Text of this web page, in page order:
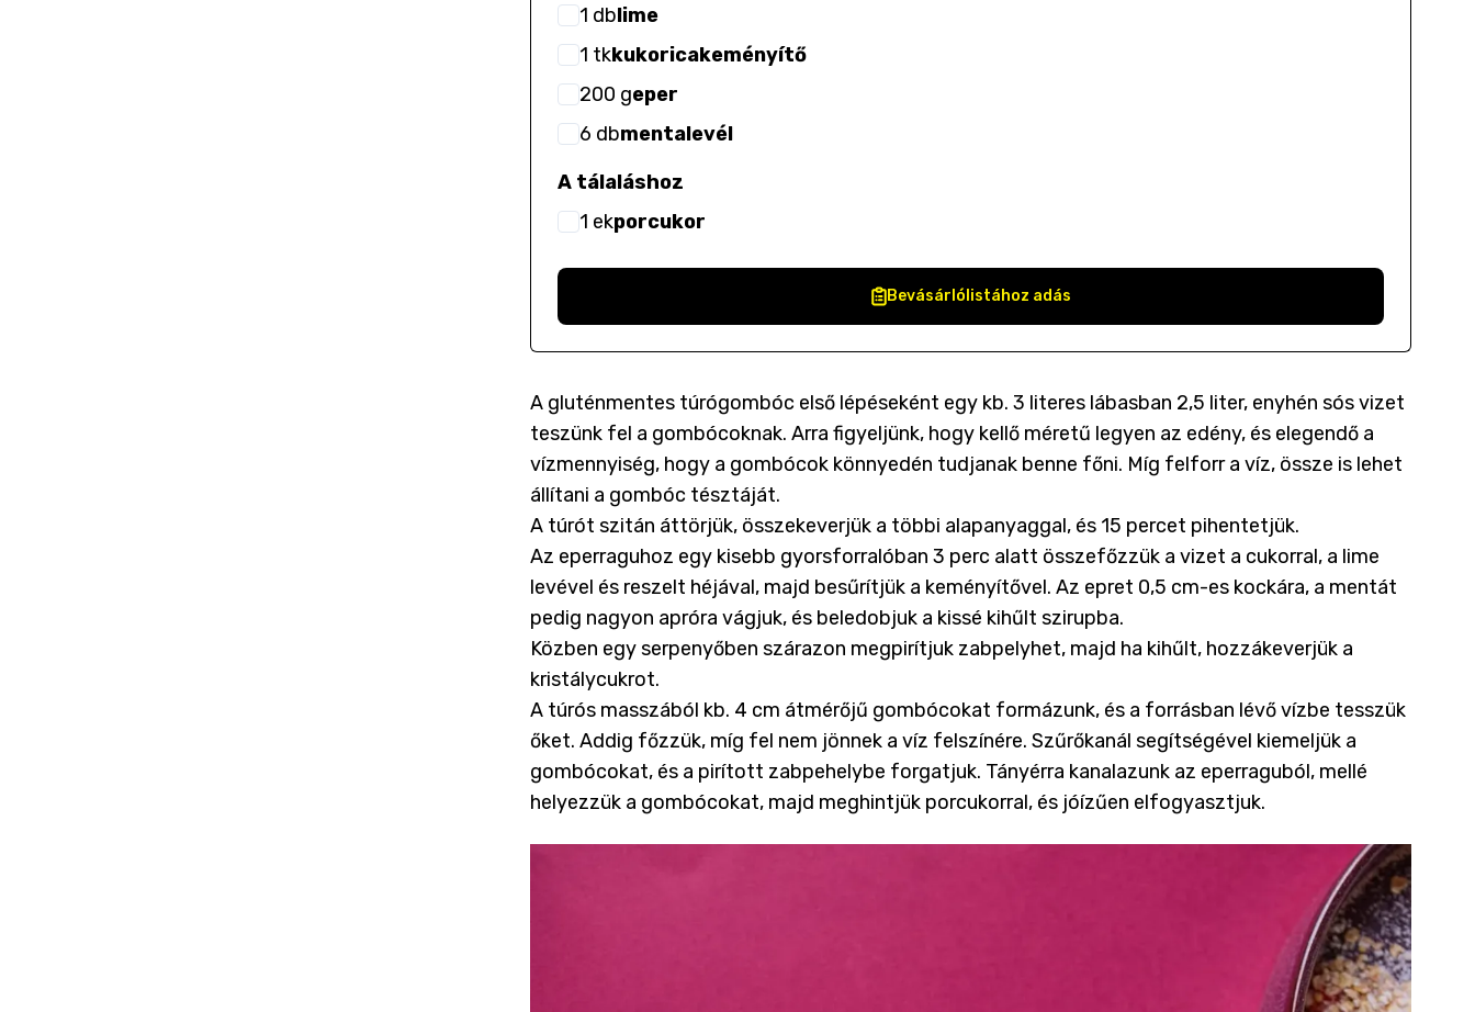
1 dblime
1 tkkukoricakeményítő
200 geper
6 dbmentalevél
A tálaláshoz
1 ekporcukor
Bevásárlólistához adás
A gluténmentes túrógombóc első lépéseként egy kb. 3 literes lábasban 2,5 liter, enyhén sós vizet
teszünk fel a gombócoknak. Arra figyeljünk, hogy kellő méretű legyen az edény, és elegendő a
vízmennyiség, hogy a gombócok könnyedén tudjanak benne főni. Míg felforr a víz, össze is lehet
állítani a gombóc tésztáját.
A túrót szitán áttörjük, összekeverjük a többi alapanyaggal, és 15 percet pihentetjük.
Az eperraguhoz egy kisebb gyorsforralóban 3 perc alatt összefőzzük a vizet a cukorral, a lime
levével és reszelt héjával, majd besűrítjük a keményítővel. Az epret 0,5 cm-es kockára, a mentát
pedig nagyon apróra vágjuk, és beledobjuk a kissé kihűlt szirupba.
Közben egy serpenyőben szárazon megpirítjuk zabpelyhet, majd ha kihűlt, hozzákeverjük a
kristálycukrot.
A túrós masszából kb. 4 cm átmérőjű gombócokat formázunk, és a forrásban lévő vízbe tesszük
őket. Addig főzzük, míg fel nem jönnek a víz felszínére. Szűrőkanál segítségével kiemeljük a
gombócokat, és a pirított zabpehelybe forgatjuk. Tányérra kanalazunk az eperraguból, mellé
helyezzük a gombócokat, majd meghintjük porcukorral, és jóízűen elfogyasztjuk.